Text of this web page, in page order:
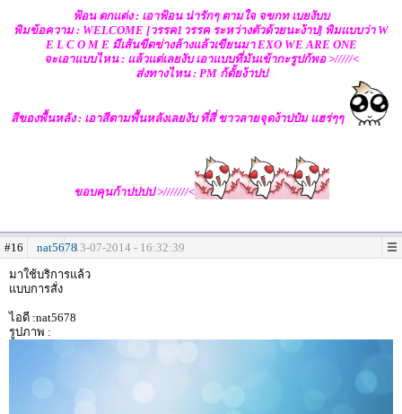
ฟ้อน ตกแต่ง : เอาฟ้อน น่ารักๆ ตามใจ จขกท เบยงับบ
พิมข้อความ : WELCOME [วรรค1วรรค ระหว่างตัวด้วยนะง้าป] พิมแบบว่า W
E L C O M E มีเส้นขีดข่างล้างแล้วเขียนมา EXO WE ARE ONE
จะเอาแบบไหน : แล้วแต่เลยงับ เอาแบบที่มันเข้ากะรูปก้พอ >/////<
ส่งทางไหน : PM ก้ดั้ยง้าปป
สีของพื้นหลัง : เอาสีตามพื้นหลังเลยงับ ที่สี่ ขาวลายจุดง้าปป๋ม แฮร่ๆๆ
ขอบคุนก้าปปปป >///////<
#16 nat567813-07-2014 - 16:32:39
มาใช้บริการแล้ว
แบบการสั่ง
ไอดี :nat5678
รูปภาพ :